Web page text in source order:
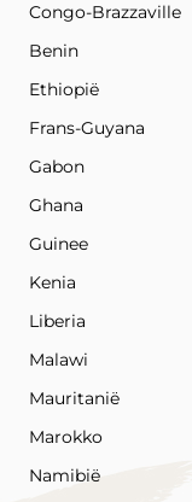
Congo-Brazzaville
Benin
Ethiopië
Frans-Guyana
Gabon
Ghana
Guinee
Kenia
Liberia
Malawi
Mauritanië
Marokko
Namibië